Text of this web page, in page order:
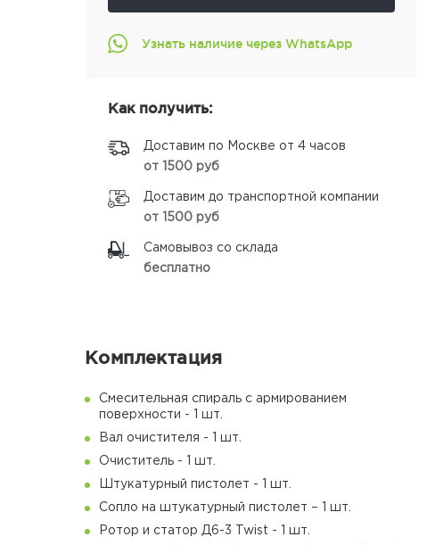
Узнать наличие через WhatsApp
Как получить:
Доставим по Москве от 4 часов
от 1500 руб
Доставим до транспортной компании
от 1500 руб
Самовывоз со склада
бесплатно
Комплектация
Смесительная спираль с армированием
поверхности - 1 шт.
Вал очистителя - 1 шт.
Очиститель - 1 шт.
Штукатурный пистолет - 1 шт.
Сопло на штукатурный пистолет – 1 шт.
Ротор и статор Д6-3 Twist - 1 шт.